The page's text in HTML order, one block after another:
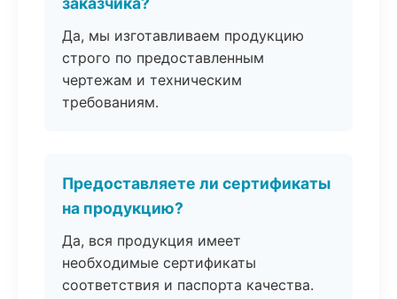
Да, мы изготавливаем продукцию
строго по предоставленным
чертежам и техническим
требованиям.
Предоставляете ли сертификаты
на продукцию?
Да, вся продукция имеет
необходимые сертификаты
соответствия и паспорта качества.